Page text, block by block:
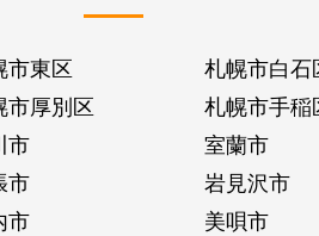
市東区 札幌市白石
市厚別区 札幌市手稲
市 室蘭市
市 岩見沢市
市 美唄市